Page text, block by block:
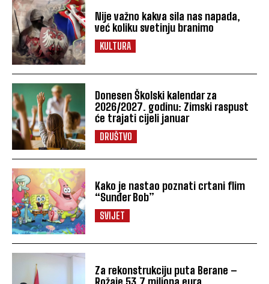
Nije važno kakva sila nas napada,
već koliku svetinju branimo
KULTURA
Donesen Školski kalendar za
2026/2027. godinu: Zimski raspust
će trajati cijeli januar
DRUŠTVO
Kako je nastao poznati crtani flim
“Sunđer Bob”
SVIJET
Za rekonstrukciju puta Berane –